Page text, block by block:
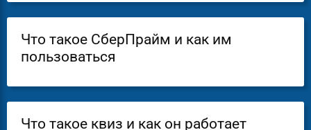
Что такое СберПрайм и как им
пользоваться
Что такое квиз и как он работает